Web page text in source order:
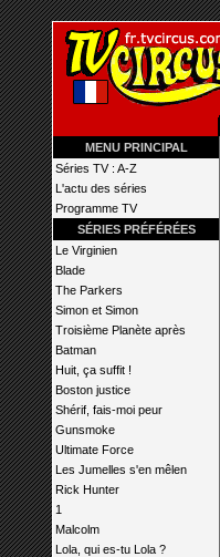
MENU PRINCIPAL
Séries TV : A-Z
L'actu des séries
Programme TV
SÉRIES PRÉFÉRÉES
Le Virginien
Blade
The Parkers
Simon et Simon
Troisième Planète après
Batman
Huit, ça suffit !
Boston justice
Shérif, fais-moi peur
Gunsmoke
Ultimate Force
Les Jumelles s'en mêlen
Rick Hunter
1
Malcolm
Lola, qui es-tu Lola ?